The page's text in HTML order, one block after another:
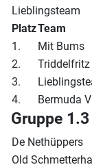
Lieblingsteam
PlatzTeam
1.
Mit Bums
2.
Triddelfritz
3.
4.
Bermuda
Gruppe 1.3
De Nethüppers
Old